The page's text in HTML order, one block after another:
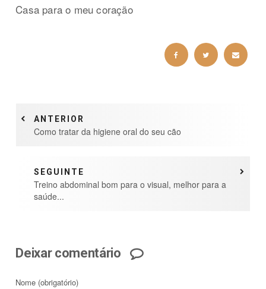
Casa para o meu coração
ANTERIOR
Como tratar da higiene oral do seu cão
SEGUINTE
Treino abdominal bom para o visual, melhor para a
saúde...
Deixar comentário
Nome (obrigatório)